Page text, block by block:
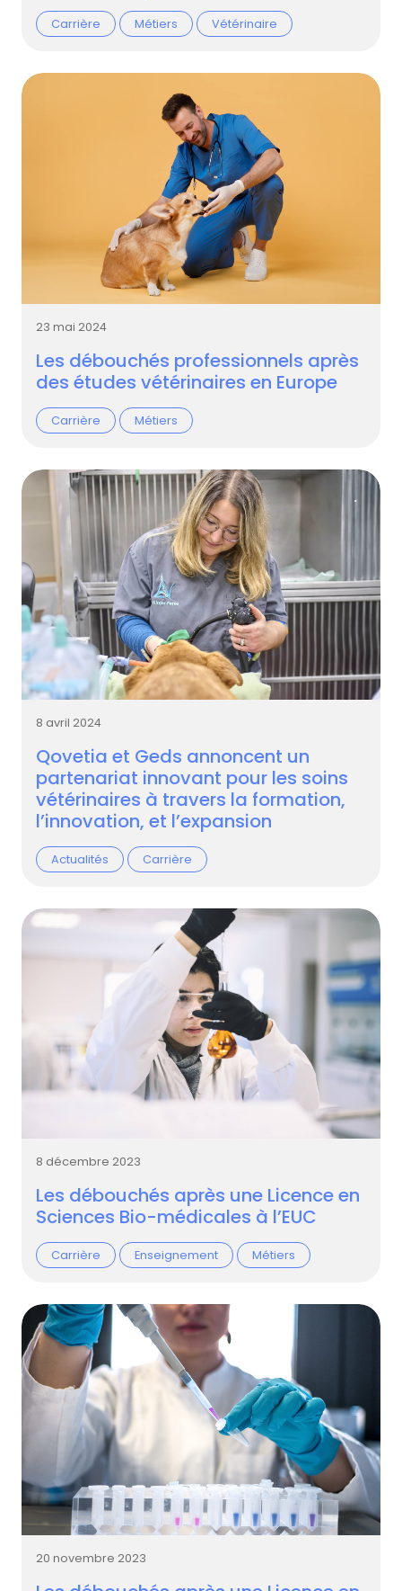
Carrière Métiers Vétérinaire
23 mai 2024
Les débouchés professionnels après
des études vétérinaires en Europe
Carrière Métiers
8 avril 2024
Qovetia et Geds annoncent un
partenariat innovant pour les soins
vétérinaires à travers la formation,
l’innovation, et l’expansion
Actualités Carrière
8 décembre 2023
Les débouchés après une Licence en
Sciences Bio-médicales à l’EUC
Carrière Enseignement Métiers
20 novembre 2023